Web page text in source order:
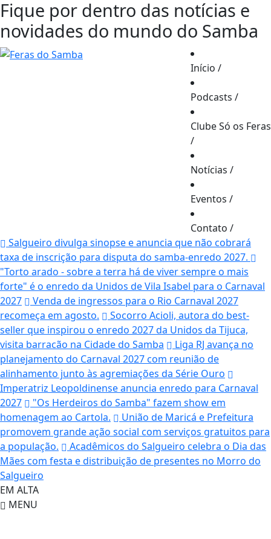
Fique por dentro das notícias e
novidades do mundo do Samba
Início /
Podcasts /
Clube Só os Feras
/
Notícias /
Eventos /
Contato /
Salgueiro divulga sinopse e anuncia que não cobrará
taxa de inscrição para disputa do samba-enredo 2027.
"Torto arado - sobre a terra há de viver sempre o mais
forte" é o enredo da Unidos de Vila Isabel para o Carnaval
2027
Venda de ingressos para o Rio Carnaval 2027
recomeça em agosto.
Socorro Acioli, autora do best-
seller que inspirou o enredo 2027 da Unidos da Tijuca,
visita barracão na Cidade do Samba
Liga RJ avança no
planejamento do Carnaval 2027 com reunião de
alinhamento junto às agremiações da Série Ouro
Imperatriz Leopoldinense anuncia enredo para Carnaval
2027
"Os Herdeiros do Samba" fazem show em
homenagem ao Cartola.
União de Maricá e Prefeitura
promovem grande ação social com serviços gratuitos para
a população.
Acadêmicos do Salgueiro celebra o Dia das
Mães com festa e distribuição de presentes no Morro do
Salgueiro
EM ALTA
MENU